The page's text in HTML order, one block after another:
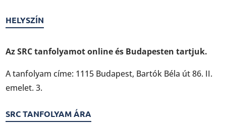
HELYSZÍN
Az SRC tanfolyamot online és Budapesten tartjuk.
A tanfolyam címe: 1115 Budapest, Bartók Béla út 86. II.
emelet. 3.
SRC TANFOLYAM ÁRA